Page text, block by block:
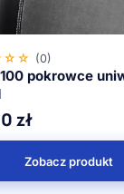
(0)
pokrowce
zł
Zobacz produkt